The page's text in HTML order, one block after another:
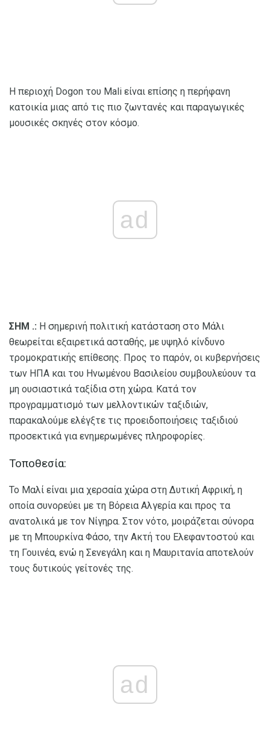
Η περιοχή Dogon του Mali είναι επίσης η περήφανη
κατοικία μιας από τις πιο ζωντανές και παραγωγικές
μουσικές σκηνές στον κόσμο.
ad
ΣΗΜ .: Η σημερινή πολιτική κατάσταση στο Μάλι
θεωρείται εξαιρετικά ασταθής, με υψηλό κίνδυνο
τρομοκρατικής επίθεσης. Προς το παρόν, οι κυβερνήσεις
των ΗΠΑ και του Ηνωμένου Βασιλείου συμβουλεύουν τα
μη ουσιαστικά ταξίδια στη χώρα. Κατά τον
προγραμματισμό των μελλοντικών ταξιδιών,
παρακαλούμε ελέγξτε τις προειδοποιήσεις ταξιδιού
προσεκτικά για ενημερωμένες πληροφορίες.
Τοποθεσία:
Το Μαλί είναι μια χερσαία χώρα στη Δυτική Αφρική, η
οποία συνορεύει με τη Βόρεια Αλγερία και προς τα
ανατολικά με τον Νίγηρα. Στον νότο, μοιράζεται σύνορα
με τη Μπουρκίνα Φάσο, την Ακτή του Ελεφαντοστού και
τη Γουινέα, ενώ η Σενεγάλη και η Μαυριτανία αποτελούν
τους δυτικούς γείτονές της.
ad